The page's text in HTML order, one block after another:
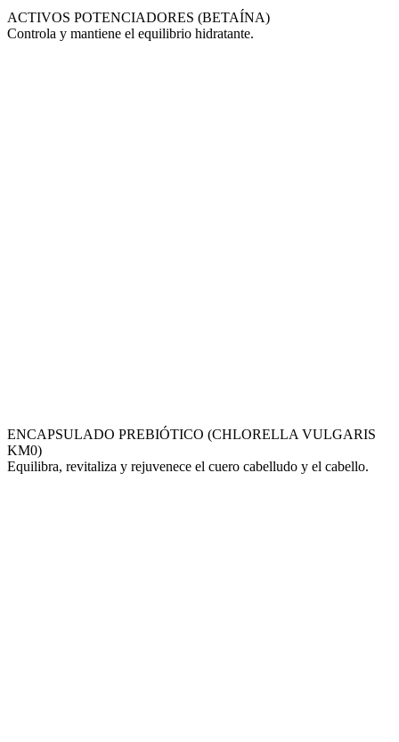
ACTIVOS POTENCIADORES (BETAÍNA)
Controla y mantiene el equilibrio hidratante.
ENCAPSULADO PREBIÓTICO (CHLORELLA VULGARIS
KM0)
Equilibra, revitaliza y rejuvenece el cuero cabelludo y el cabello.